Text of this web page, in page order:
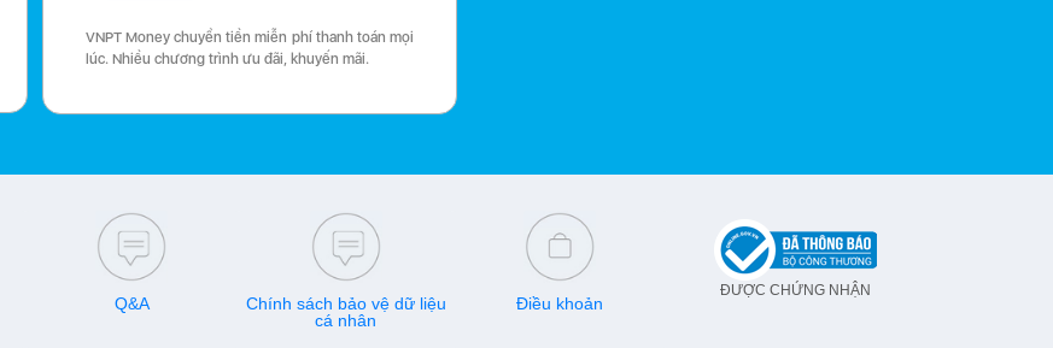
VNPT Money chuyển tiền miễn phí thanh toán mọi
lúc. Nhiều chương trình ưu đãi, khuyến mãi.
Q&A
Chính sách bảo vệ dữ liệu
cá nhân
Điều khoản
ĐƯỢC CHỨNG NHẬN